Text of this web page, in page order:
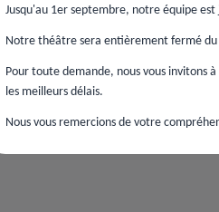
Si
Jusqu'au 1er septembre, notre équipe
Notre théâtre sera entièrement fermé du
Pour toute demande, nous vous invitons
les meilleurs délais.
Nous vous remercions de votre